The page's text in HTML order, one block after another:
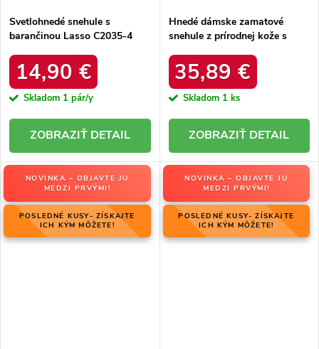
Svetlohnedé snehule s
barančinou Lasso C2035-4
14,90 €
Skladom 1 pár/y
DETAIL
Hnedé dámske zamatové
snehule z prírodnej kože s
produktu W5821 COFFEE
35,89 €
Skladom 1 ks
DETAIL
NOVINKA – OBJAVTE JU
MEDZI PRVÝMI!
POSLEDNÉ KUSY- ZÍSKAJTE
ICH KÝM MÔŽETE!
NOVINKA – OBJAVTE JU
MEDZI PRVÝMI!
POSLEDNÉ KUSY- ZÍSKAJTE
ICH KÝM MÔŽETE!